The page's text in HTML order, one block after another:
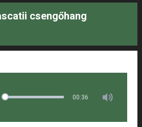
csengőhang
00:36